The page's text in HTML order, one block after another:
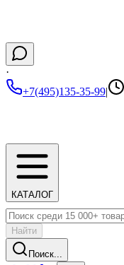
·
+7(495)135-35-99|
КАТАЛОГ
Найти
Поиск...